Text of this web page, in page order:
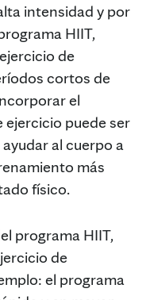
intensidad y por
HIIT,
de
cortos de
el
ejercicio puede ser
al cuerpo a
más
físico.
programa HIIT,
de
el programa